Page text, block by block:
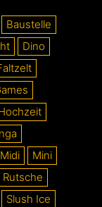
Baustelle
Dino
Midi
Mini
Rutsche
Slush Ice